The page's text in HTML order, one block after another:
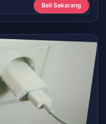
Beli Sekarang